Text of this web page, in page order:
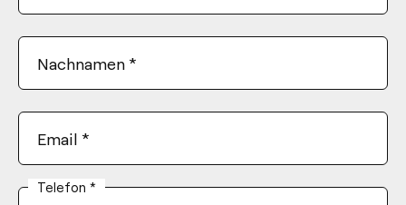
Nachnamen *
Email *
Telefon *